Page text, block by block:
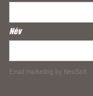
Név
Email marketing by NeoSoft